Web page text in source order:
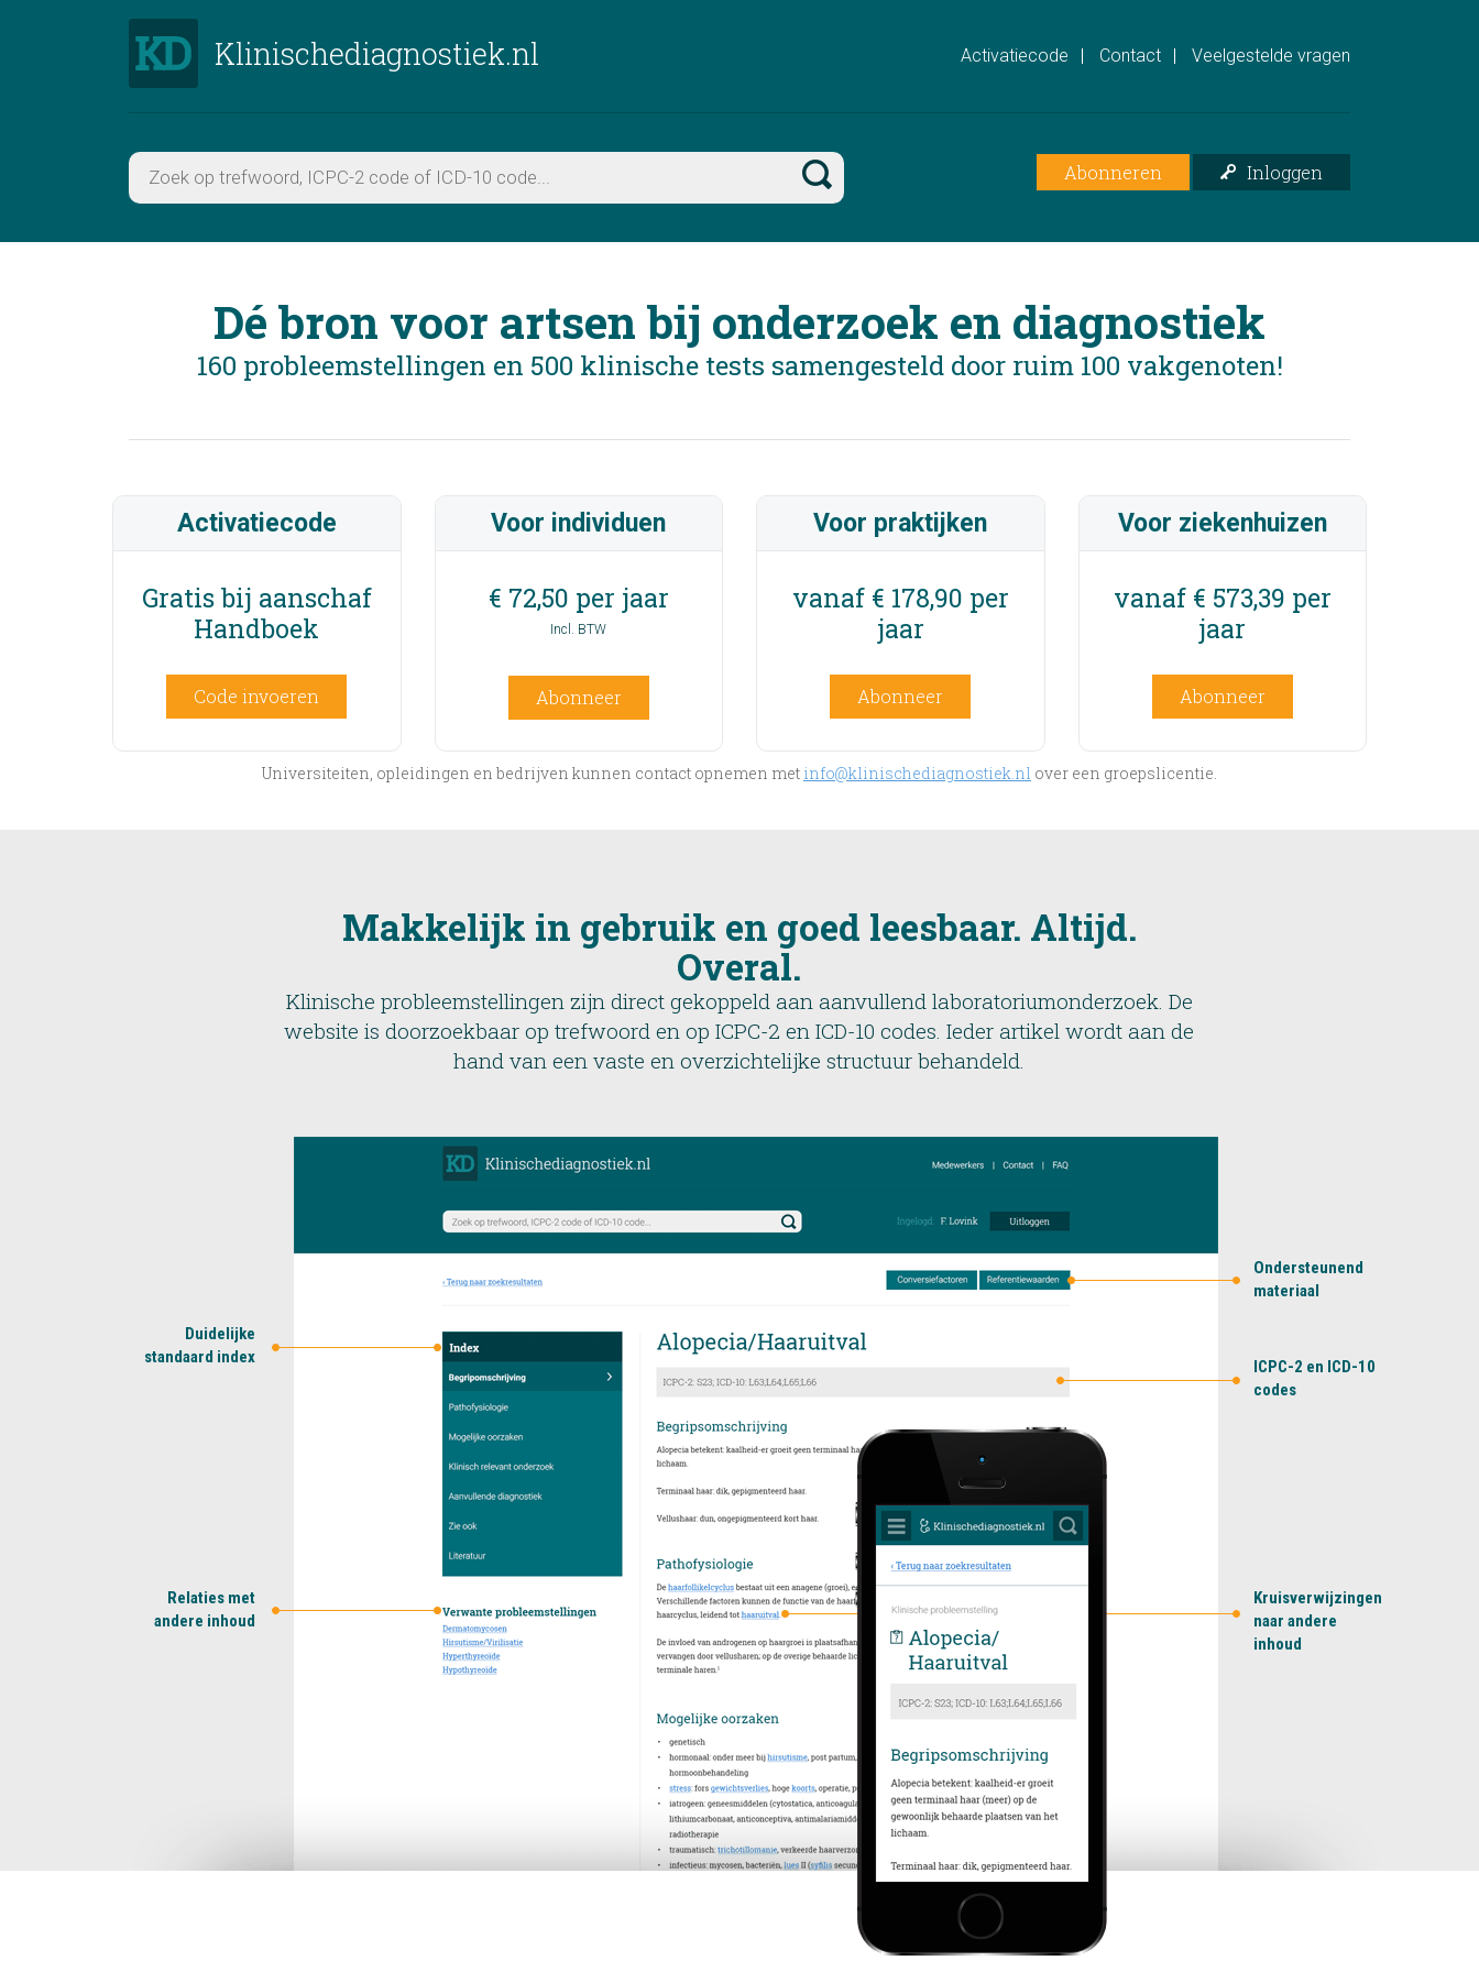
Klinischediagnostiek.nl Activatiecode Contact Veelgestelde vragen
Abonneren Inloggen
Dé bron voor artsen bij onderzoek en diagnostiek
160 probleemstellingen en 500 klinische tests samengesteld door ruim 100 vakgenoten!
Activatiecode
Gratis bij aanschaf
Handboek
Code invoeren
Voor individuen
€ 72,50 per jaar
Incl. BTW
Abonneer
Voor praktijken
vanaf € 178,90 per
jaar
Abonneer
Voor ziekenhuizen
vanaf € 573,39 per
jaar
Abonneer
Universiteiten, opleidingen en bedrijven kunnen contact opnemen met info@klinischediagnostiek.nl over een groepslicentie.
Makkelijk in gebruik en goed leesbaar. Altijd.
Overal.
Klinische probleemstellingen zijn direct gekoppeld aan aanvullend laboratoriumonderzoek. De
website is doorzoekbaar op trefwoord en op ICPC-2 en ICD-10 codes. Ieder artikel wordt aan de
hand van een vaste en overzichtelijke structuur behandeld.
Duidelijke
standaard index
Relaties met
andere inhoud
Ondersteunend
materiaal
ICPC-2 en ICD-10
codes
Kruisverwijzingen
naar andere
inhoud